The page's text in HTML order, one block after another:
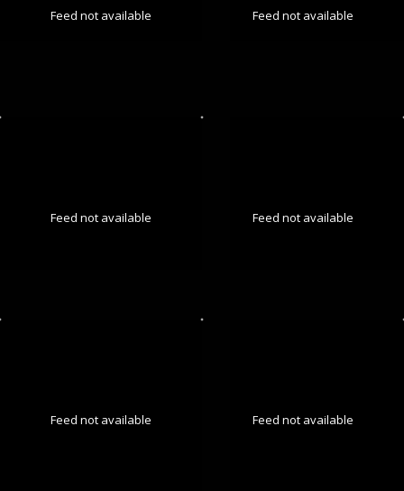
Feed not available Feed not available
Feed not available Feed not available
Feed not available Feed not available